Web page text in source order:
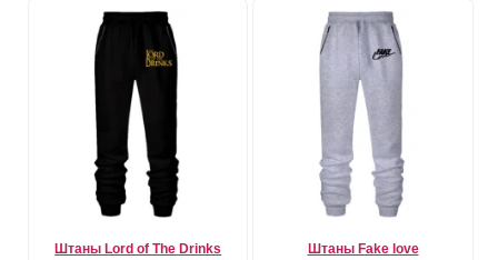
Штаны Lord of The Drinks Штаны Fake love